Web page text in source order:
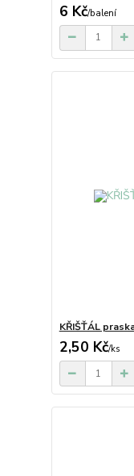
6 Kč/balení
KŘIŠŤÁL
2,50 Kč/ks